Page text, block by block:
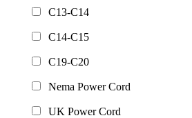
C13-C14
C14-C15
C19-C20
Nema Power Cord
UK Power Cord